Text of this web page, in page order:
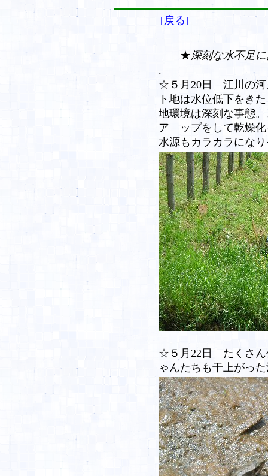
[戻る]
★深刻な水不足
.
☆５月20日 江川の河
ト地は水位低下をき
地環境は深刻な事態
ア ップをして乾燥化
水源もカラカラにな
☆５月22日 たくさん
ゃんたちも干上がっ